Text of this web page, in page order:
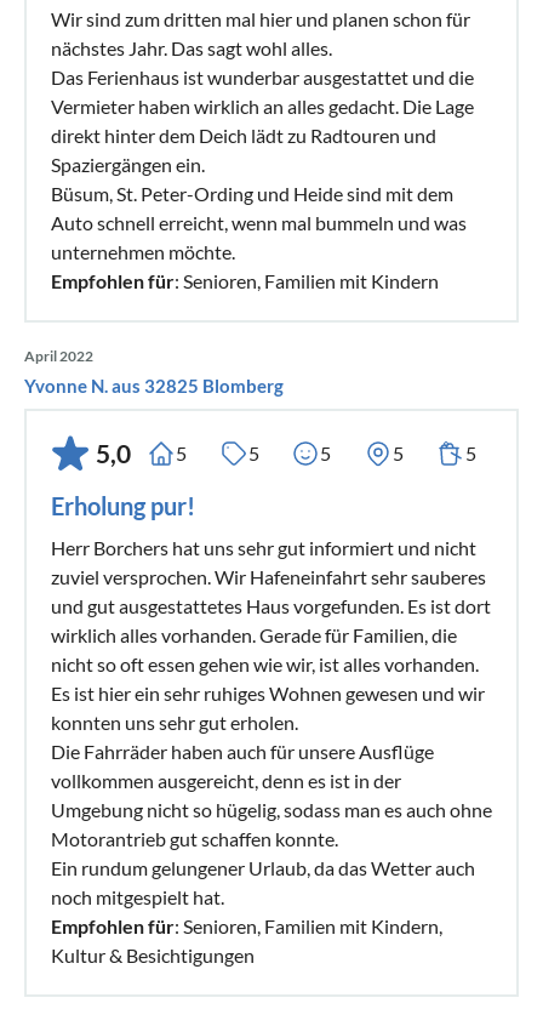
Wir sind zum dritten mal hier und planen schon für
nächstes Jahr. Das sagt wohl alles.
Das Ferienhaus ist wunderbar ausgestattet und die
Vermieter haben wirklich an alles gedacht. Die Lage
direkt hinter dem Deich lädt zu Radtouren und
Spaziergängen ein.
Büsum, St. Peter-Ording und Heide sind mit dem
Auto schnell erreicht, wenn mal bummeln und was
unternehmen möchte.
Empfohlen für: Senioren, Familien mit Kindern
April 2022
Yvonne N. aus 32825 Blomberg
5,0 5 5 5 5 5
Erholung pur!
Herr Borchers hat uns sehr gut informiert und nicht
zuviel versprochen. Wir Hafeneinfahrt sehr sauberes
und gut ausgestattetes Haus vorgefunden. Es ist dort
wirklich alles vorhanden. Gerade für Familien, die
nicht so oft essen gehen wie wir, ist alles vorhanden.
Es ist hier ein sehr ruhiges Wohnen gewesen und wir
konnten uns sehr gut erholen.
Die Fahrräder haben auch für unsere Ausflüge
vollkommen ausgereicht, denn es ist in der
Umgebung nicht so hügelig, sodass man es auch ohne
Motorantrieb gut schaffen konnte.
Ein rundum gelungener Urlaub, da das Wetter auch
noch mitgespielt hat.
Empfohlen für: Senioren, Familien mit Kindern,
Kultur & Besichtigungen